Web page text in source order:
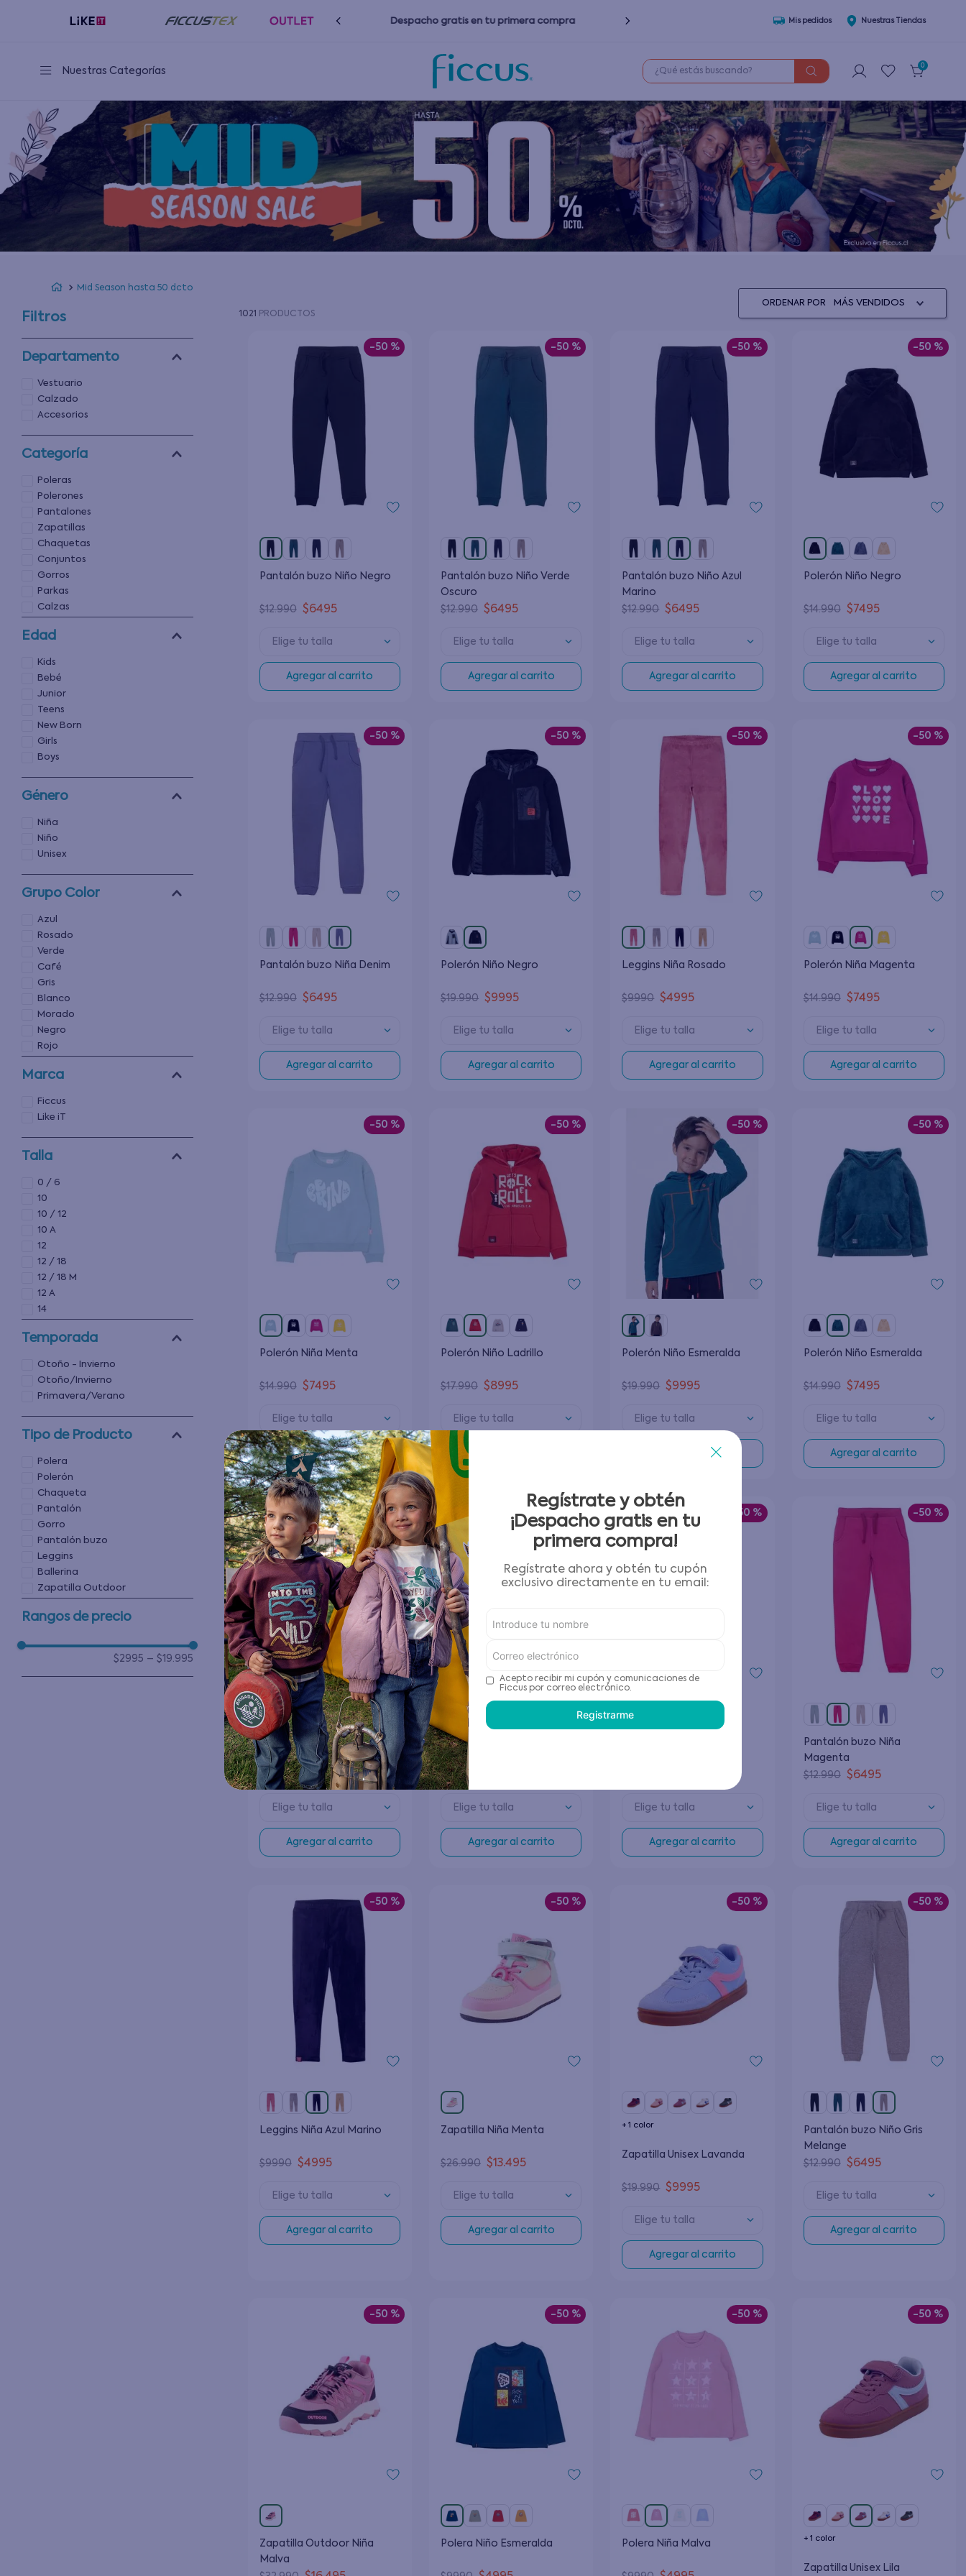
seleccionadas
Despacho gratis en tu primera compra Mis pedidos Nuestras Tiendas
Nuestras Categorías
¿Qué estás buscando?
Términos más buscados
1 nina
nino
3 bebé
5. bota agua
6. polerones
10. pijama
0
Mid Season hasta 50 dcto
Filtros
Departamento
Vestuario
Calzado
Accesorios
Categoría
Poleras
Polerones
Pantalones
Zapatillas
Chaquetas
Conjuntos
Gorros
Parkas
Calzas
Edad
Kids
Bebé
Junior
Teens
New Born
Girls
Boys
Género
Niña
Niño
Unisex
Grupo Color
Azul
Rosado
Verde
Café
Gris
Blanco
Morado
Negro
Rojo
Marca
Ficcus
Like iT
Talla
0 / 6
10
10 / 12
10 A
12
12 / 18
12 / 18 M
12 A
14
Temporada
Otoño - Invierno
Otoño/Invierno
Primavera/Verano
Tipo de Producto
Polera
Polerón
Chaqueta
Pantalón
Gorro
Pantalón buzo
Leggins
Ballerina
Zapatilla Outdoor
Rangos de precio
$2995 – $19.995
1021 PRODUCTOS
ORDENAR POR MÁS VENDIDOS
-50 %
Pantalón buzo Niño Negro
$12.990 $6495
Elige tu talla
Agregar al carrito
-50 %
Pantalón buzo Niño Verde
Oscuro
$12.990 $6495
Elige tu talla
Agregar al carrito
-50 %
Pantalón buzo Niño Azul
Marino
$12.990 $6495
Elige tu talla
Agregar al carrito
-50 %
Polerón Niño Negro
$14.990 $7495
Elige tu talla
Agregar al carrito
-50 %
Pantalón buzo Niña Denim
$12.990 $6495
Elige tu talla
Agregar al carrito
-50 %
Polerón Niño Negro
$19.990 $9995
Elige tu talla
Agregar al carrito
-50 %
Leggins Niña Rosado
$9990 $4995
Elige tu talla
Agregar al carrito
-50 %
Polerón Niña Magenta
$14.990 $7495
Elige tu talla
Agregar al carrito
-50 %
Polerón Niña Menta
$14.990 $7495
Elige tu talla
Agregar al carrito
-50 %
Polerón Niño Ladrillo
$17.990 $8995
Elige tu talla
Agregar al carrito
-50 %
Polerón Niño Esmeralda
$19.990 $9995
Elige tu talla
Agregar al carrito
-50 %
Polerón Niño Esmeralda
$14.990 $7495
Elige tu talla
Agregar al carrito
-50 %
Polerón Niño Gris Melange
$17.990 $ 8995
Elige tu talla
Agregar al carrito
-50 %
Polerón Niño Verde
$17.990
Elige tu talla
Agregar al carrito
50 %
Elige tu talla
Agregar al carrito
-50 %
Pantalón buzo Niña
Magenta
$12.990 $6495
Elige tu talla
Agregar al carrito
-50 %
Leggins Niña Azul Marino
$9990 $4995
Elige tu talla
Agregar al carrito
-50 %
Zapatilla Niña Menta
$26.990 $13.495
Elige tu talla
Agregar al carrito
-50 %
+1 color
Zapatilla Unisex Lavanda
$19.990 $9995
Elige tu talla
Agregar al carrito
-50 %
Pantalón buzo Niño Gris
Melange
$12.990 $6495
Elige tu talla
Agregar al carrito
-50 %
Zapatilla Outdoor Niña
Malva
-50 %
Polera Niño Esmeralda
-50 %
Polera Niña Malva
-50 %
+ 1 color
Zapatilla Unisex Lila
Regístrate y obtén
¡Despacho gratis en tu
primera compra!
Regístrate ahora y obtén tu cupón
exclusivo directamente en tu email:
Acepto recibir mi cupón y comunicaciones de
Ficcus por correo electrónico.
Registrarme